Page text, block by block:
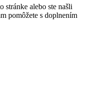
stránke alebo ste našli
pomôžete s doplnením